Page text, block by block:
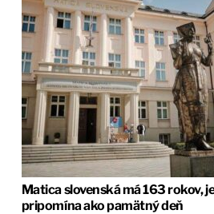
Matica slovenská má 163 rokov,
pripomína ako pamätný deň